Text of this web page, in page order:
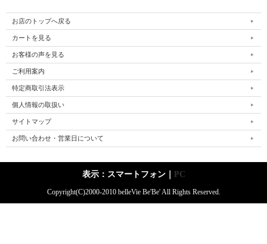
お店のトップへ戻る
カートを見る
お客様の声を見る
ご利用案内
特定商取引法表示
個人情報の取扱い
サイトマップ
お問い合わせ・営業日について
表示：スマートフォン｜ PC
Copyright(C)2000-2010 belleVie Be'Be' All Rights Reserved.